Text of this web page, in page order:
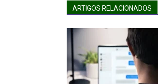
ARTIGOS RELACIONADOS